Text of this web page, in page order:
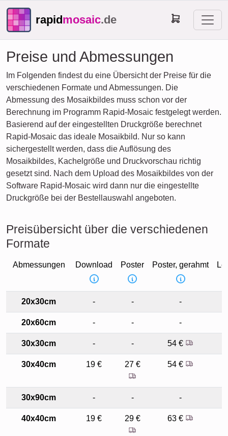
rapidmosaic.de
Preise und Abmessungen
Im Folgenden findest du eine Übersicht der Preise für die
verschiedenen Formate und Abmessungen. Die
Abmessung des Mosaikbildes muss schon vor der
Berechnung im Programm Rapid-Mosaic festgelegt werden.
Basierend auf der eingestellten Druckgröße berechnet
Rapid-Mosaic das ideale Mosaikbild. Nur so kann
sichergestellt werden, dass die Auflösung des
Mosaikbildes, Kachelgröße und Druckvorschau richtig
gesetzt sind. Nach dem Upload des Mosaikbildes von der
Software Rapid-Mosaic wird dann nur die eingestellte
Druckgröße bei der Bestellauswahl angeboten.
Preisübersicht über die verschiedenen
Formate
Abmessungen Download Poster Poster, gerahmt
20x30cm - - -
20x60cm - - -
30x30cm - - 54 €
30x40cm 19 € 27 € 54 €
30x90cm - - -
40x40cm 19 € 29 € 63 €